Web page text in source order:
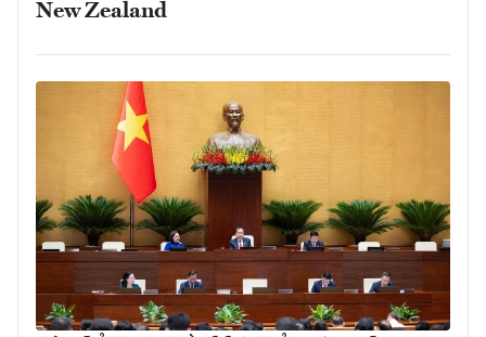
New Zealand